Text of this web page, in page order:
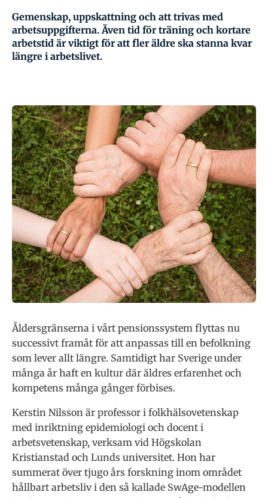
Gemenskap, uppskattning och att trivas med
arbetsuppgifterna. Även tid för träning och kortare
arbetstid är viktigt för att fler äldre ska stanna kvar
längre i arbetslivet.
Åldersgränserna i vårt pensionssystem flyttas nu
successivt framåt för att anpas­sas till en befolkning
som lever allt läng­re. Samtidigt har Sverige under
många år haft en kultur där äldres erfarenhet och
kompetens många gånger förbises.
Kerstin Nilsson är professor i folkhälsovetenskap
med inriktning epidemiologi och docent i
arbetsvetenskap, verksam vid Högskolan
Kristianstad och Lunds universitet. Hon har
summerat över tju­go års forskning inom området
hållbart arbetsliv i den så kallade SwAge-model­len